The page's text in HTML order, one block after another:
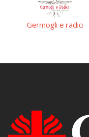
Germogli e radici